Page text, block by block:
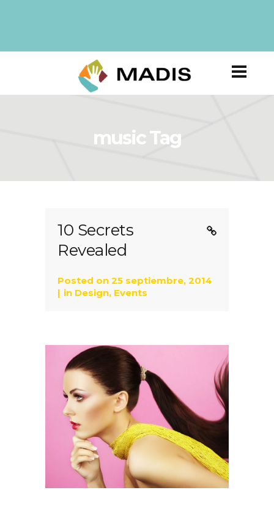
music Tag
10 Secrets
Revealed
Posted on 25 septiembre, 2014
in Design, Events